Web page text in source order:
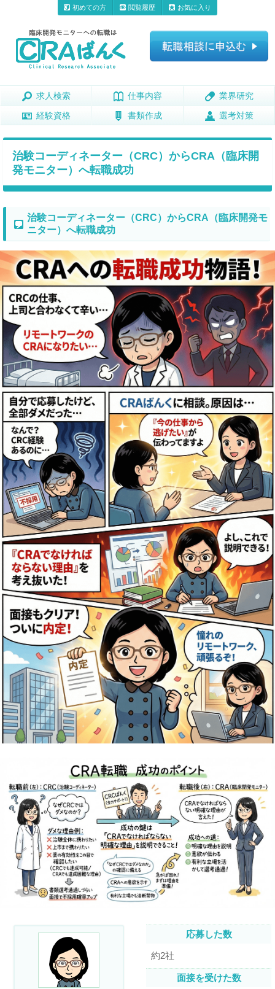
初めての方 閲覧履歴 お気に入り
求人検索
求人検索 仕事内容
仕事内容 業界研究
業界研究
経験資格
経験資格 書類作成
書類作成 選考対策
選考対策
治験コーディネーター（CRC）からCRA（臨床開
発モニター）へ転職成功
治験コーディネーター（CRC）からCRA（臨床開発モ
ニター）へ転職成功
応募した数
約2社
面接を受けた数